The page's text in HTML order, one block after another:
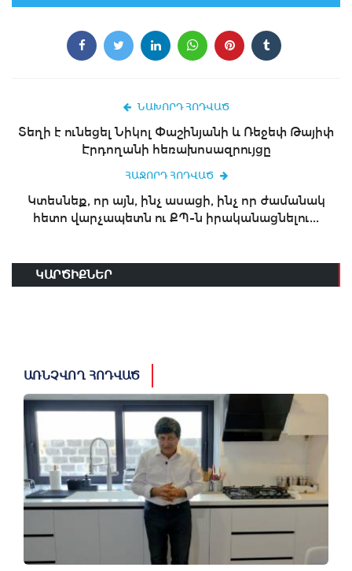
ՆԱԽՈՐԴ ՀՈԴՎԱԾ
Տեղի է ունեցել Նիկոլ Փաշինյանի և Ռեջեփ Թայիփ
Էրդողանի հեռախոսազրույցը
ՀԱՋՈՐԴ ՀՈԴՎԱԾ
Կտեսնեք, որ այն, ինչ ասացի, ինչ որ ժամանակ
հետո վարչապետն ու ՔՊ-ն իրականացնելու...
ԿԱՐԾԻՔՆԵՐ
ԱՌՆՉՎՈՂ ՀՈԴՎԱԾ